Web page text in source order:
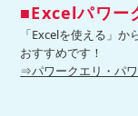
■Excelパワー
「Excelを使える」
おすすめです！
⇒パワークエリ・パ